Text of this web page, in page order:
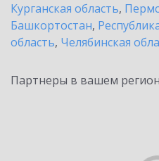
Курганская область,
Башкортостан,
область, Челябинская
Партнеры в вашем